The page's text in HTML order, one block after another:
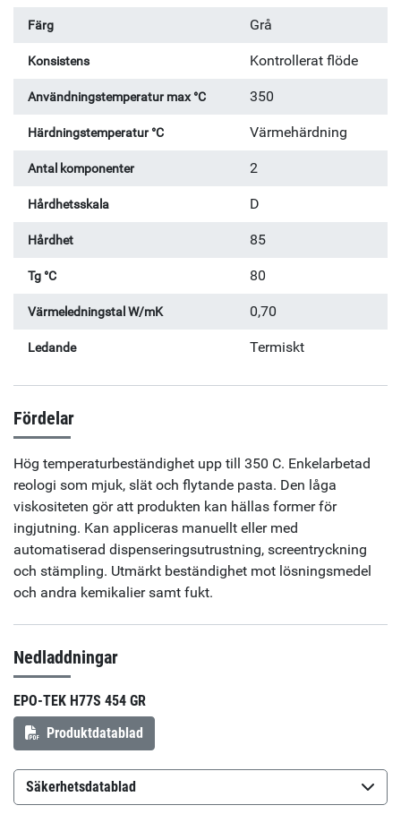
Färg Grå
Konsistens Kontrollerat flöde
Användningstemperatur max °C 350
Härdningstemperatur °C Värmehärdning
Antal komponenter 2
Hårdhetsskala D
Hårdhet 85
Tg °C 80
Värmeledningstal W/mK 0,70
Ledande Termiskt
Fördelar
Hög temperaturbeständighet upp till 350 C. Enkelarbetad
reologi som mjuk, slät och flytande pasta. Den låga
viskositeten gör att produkten kan hällas former för
ingjutning. Kan appliceras manuellt eller med
automatiserad dispenseringsutrustning, screentryckning
och stämpling. Utmärkt beständighet mot lösningsmedel
och andra kemikalier samt fukt.
Nedladdningar
EPO-TEK H77S 454 GR
Produktdatablad
Säkerhetsdatablad